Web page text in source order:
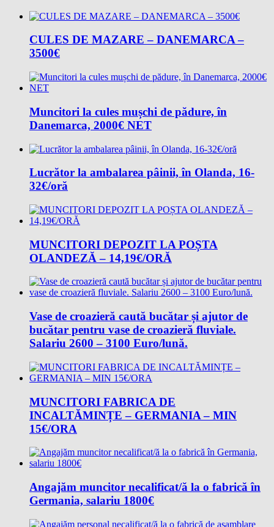
CULES DE MAZARE – DANEMARCA –
3500€
Muncitori la cules mușchi de pădure, în
Danemarca, 2000€ NET
Lucrător la ambalarea pâinii, în Olanda, 16-
32€/oră
MUNCITORI DEPOZIT LA POȘTA
OLANDEZĂ – 14,19€/ORĂ
Vase de croazieră caută bucătar și ajutor de
bucătar pentru vase de croazieră fluviale.
Salariu 2600 – 3100 Euro/lună.
MUNCITORI FABRICA DE
INCALTĂMINȚE – GERMANIA – MIN
15€/ORA
Angajăm muncitor necalificat/ă la o fabrică în
Germania, salariu 1800€